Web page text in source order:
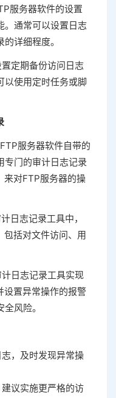
服务器软件的设置
。通常可以设置日志
详细程度。
定期备份访问日志
以使用定时任务或脚
服务器软件自带的
专门的审计日志记录
来对FTP服务器的操
日志记录工具中，
括对文件访问、用
日志记录工具实现
设置异常操作的报警
风险。
，及时发现异常操
议实施更严格的访